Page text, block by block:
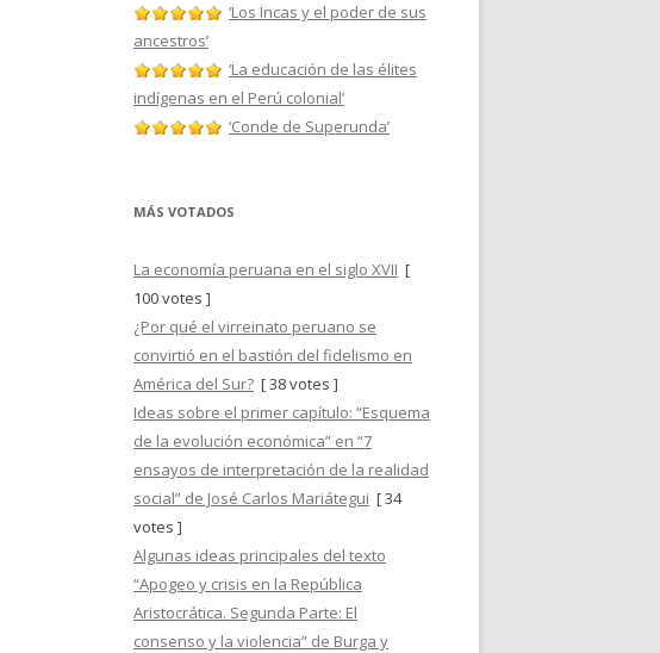
‘Los Incas y el poder de sus
ancestros’
‘La educación de las élites
indígenas en el Perú colonial’
‘Conde de Superunda’
MÁS VOTADOS
La economía peruana en el siglo XVII [
100 votes ]
¿Por qué el virreinato peruano se
convirtió en el bastión del fidelismo en
América del Sur? [ 38 votes ]
Ideas sobre el primer capítulo: “Esquema
de la evolución económica” en “7
ensayos de interpretación de la realidad
social” de José Carlos Mariátegui [ 34
votes ]
Algunas ideas principales del texto
“Apogeo y crisis en la República
Aristocrática. Segunda Parte: El
consenso y la violencia” de Burga y